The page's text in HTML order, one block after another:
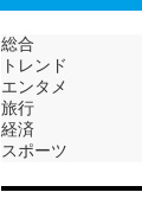
総合
トレンド
エンタメ
旅行
経済
スポーツ